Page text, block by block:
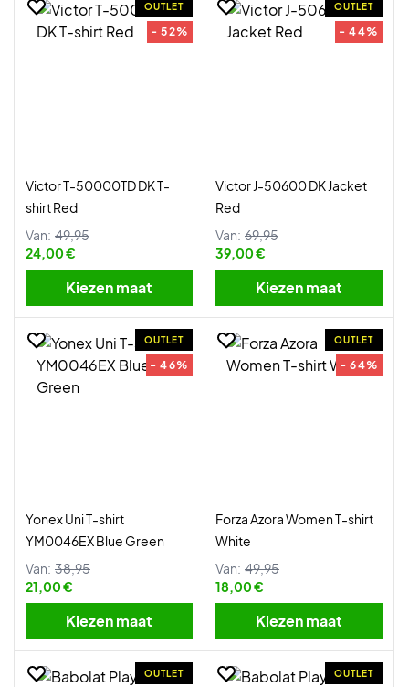
OUTLET
- 52%
Victor T-50000TD DK T-
shirt Red
Van: 49,95
24,00 €
Kiezen maat
OUTLET
- 44%
Victor J-50600 DK Jacket
Red
Van: 69,95
39,00 €
Kiezen maat
OUTLET
- 46%
Yonex Uni T-shirt
YM0046EX Blue Green
Van: 38,95
21,00 €
Kiezen maat
OUTLET
- 64%
Forza Azora Women T-shirt
White
Van: 49,95
18,00 €
Kiezen maat
OUTLET OUTLET